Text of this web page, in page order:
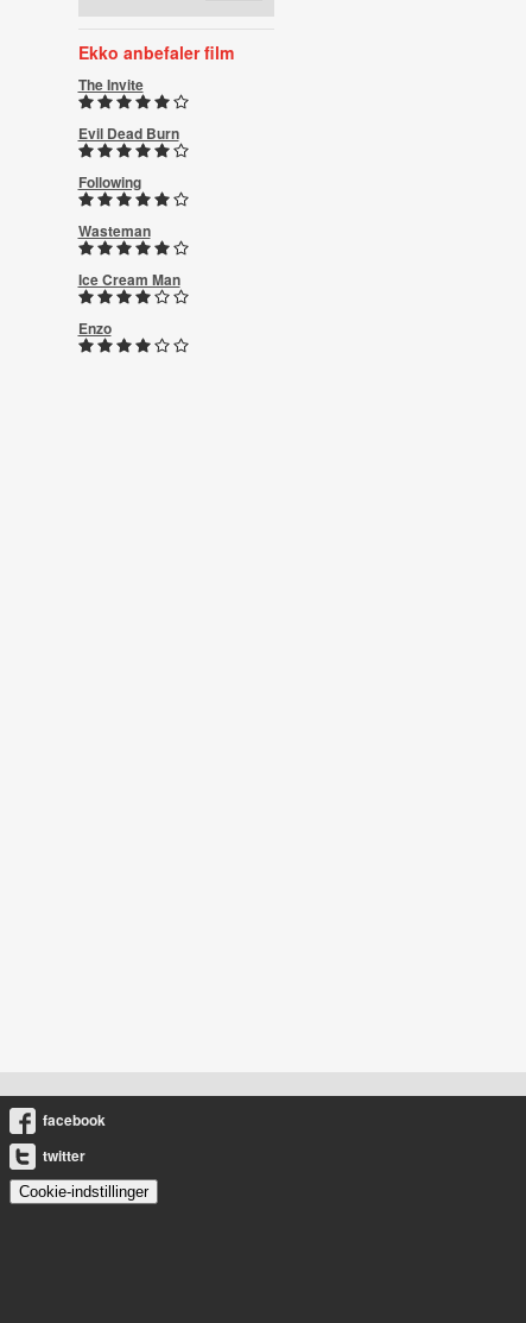
Ekko anbefaler film
The Invite
Evil Dead Burn
Following
Wasteman
Ice Cream Man
Enzo
facebook
twitter
Cookie-indstillinger